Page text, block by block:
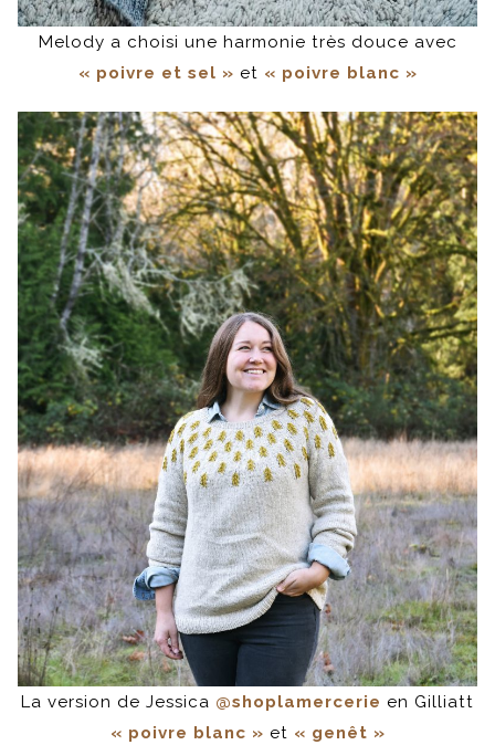
Melody a choisi une harmonie très douce avec
« poivre et sel » et « poivre blanc »
La version de Jessica @shoplamercerie en Gilliatt
« poivre blanc » et « genêt »